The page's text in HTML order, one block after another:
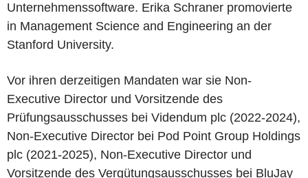
Unternehmenssoftware. Erika Schraner promovierte
in Management Science and Engineering an der
Stanford University.
Vor ihren derzeitigen Mandaten war sie Non-
Executive Director und Vorsitzende des
Prüfungsausschusses bei Videndum plc (2022-2024),
Non-Executive Director bei Pod Point Group Holdings
plc (2021-2025), Non-Executive Director und
Vorsitzende des Vergütungsausschusses bei BluJay